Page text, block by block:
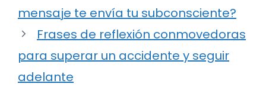
mensaje te envía tu subconsciente?
Frases de reflexión conmovedoras
para superar un accidente y seguir
adelante